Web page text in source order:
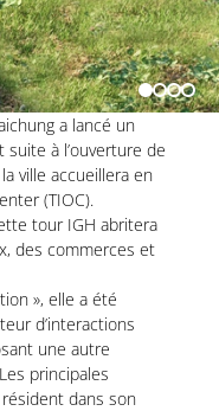
a lancé un
à l’ouverture de
ville accueillera en
(TIOC).
tour IGH abritera
des commerces et
», elle a été
d’interactions
une autre
principales
dans son